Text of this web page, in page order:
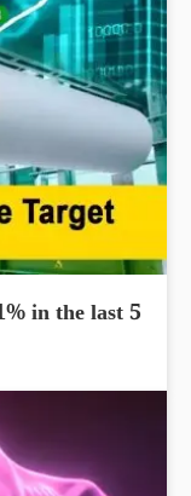
in the last 5